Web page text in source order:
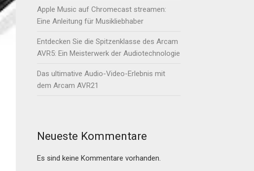
Apple Music auf Chromecast streamen:
Eine Anleitung für Musikliebhaber
Entdecken Sie die Spitzenklasse des Arcam
AVR5: Ein Meisterwerk der Audiotechnologie
Das ultimative Audio-Video-Erlebnis mit
dem Arcam AVR21
Neueste Kommentare
Es sind keine Kommentare vorhanden.